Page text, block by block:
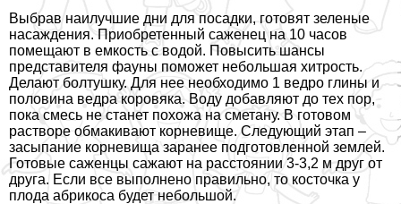
Выбрав наилучшие дни для посадки, готовят зеленые
насаждения. Приобретенный саженец на 10 часов
помещают в емкость с водой. Повысить шансы
представителя фауны поможет небольшая хитрость.
Делают болтушку. Для нее необходимо 1 ведро глины и
половина ведра коровяка. Воду добавляют до тех пор,
пока смесь не станет похожа на сметану. В готовом
растворе обмакивают корневище. Следующий этап –
засыпание корневища заранее подготовленной землей.
Готовые саженцы сажают на расстоянии 3-3,2 м друг от
друга. Если все выполнено правильно, то косточка у
плода абрикоса будет небольшой.